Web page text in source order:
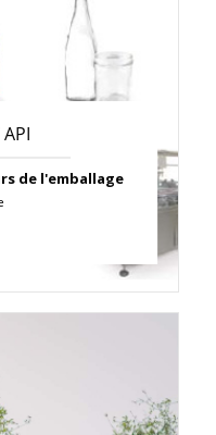
de l'emballage